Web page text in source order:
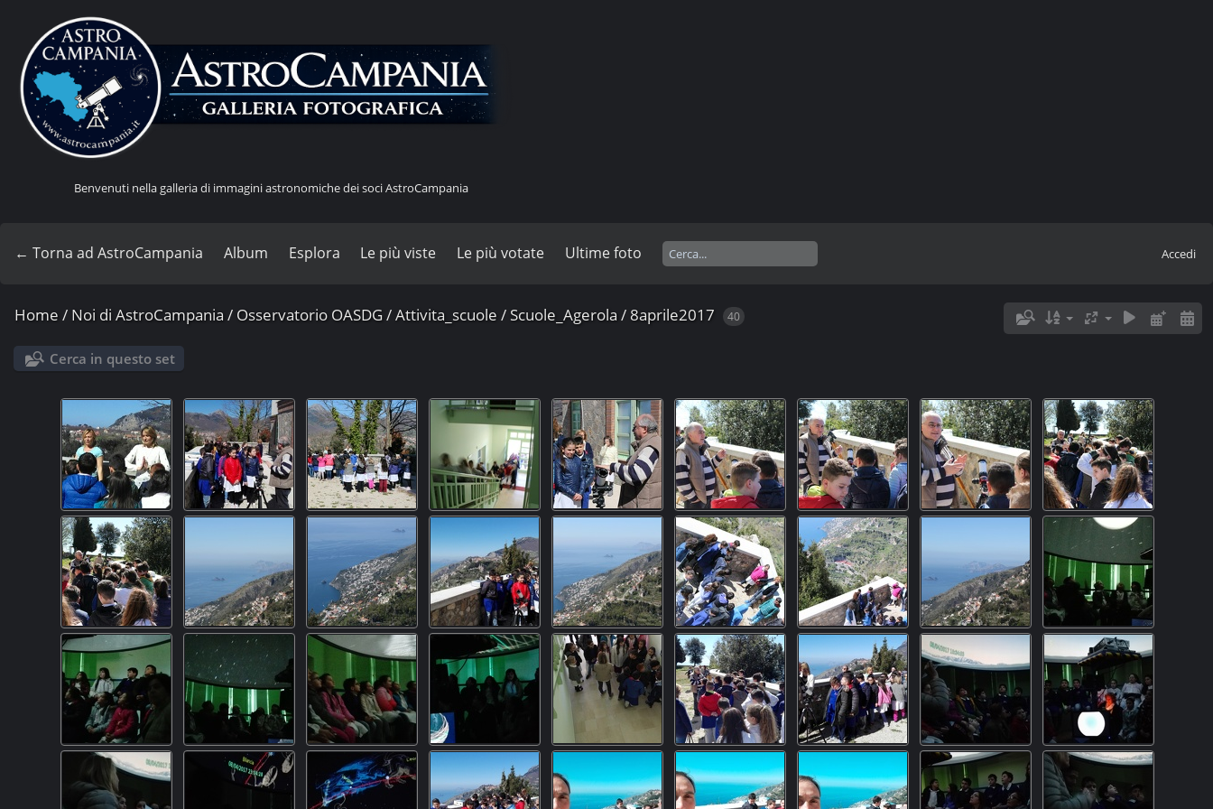
Benvenuti nella galleria di immagini astronomiche dei soci AstroCampania
← Torna ad AstroCampania Album Esplora Le più viste Le più votate Ultime foto Accedi
Home / Noi di AstroCampania / Osservatorio OASDG/Attivita_scuole /Scuole_Agerola / 8aprile2017 40
Cerca in questo set